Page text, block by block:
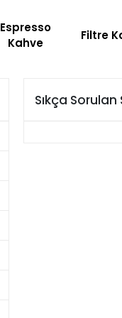
Espresso
Kahve
Filtre
Sıkça